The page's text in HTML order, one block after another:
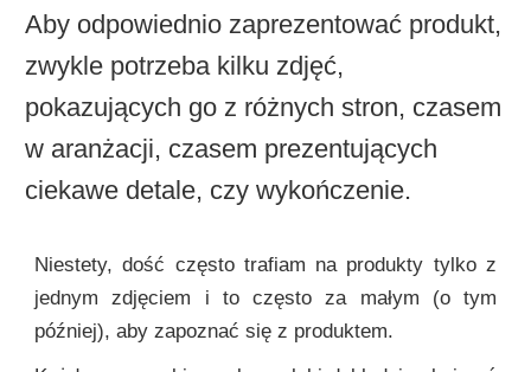
Aby odpowiednio zaprezentować produkt,
zwykle potrzeba kilku zdjęć,
pokazujących go z różnych stron, czasem
w aranżacji, czasem prezentujących
ciekawe detale, czy wykończenie.
Niestety, dość często trafiam na produkty tylko z
jednym zdjęciem i to często za małym (o tym
później), aby zapoznać się z produktem.